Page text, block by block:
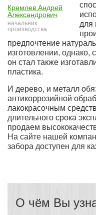
Кремлев Андрей
Александрович
начальник
производства
для
предпочтение
изготовлении, однако,
он стал также
пластика.
И дерево, и металл
антикоррозийной
лакокрасочным
длительного срока
продаем
На сайте нашей
забора доступен для
О чём Вы